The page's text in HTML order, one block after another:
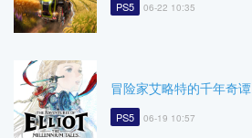
PS5 06-22 10:35
冒险家艾略特的千年奇谭
PS5 06-19 10:57